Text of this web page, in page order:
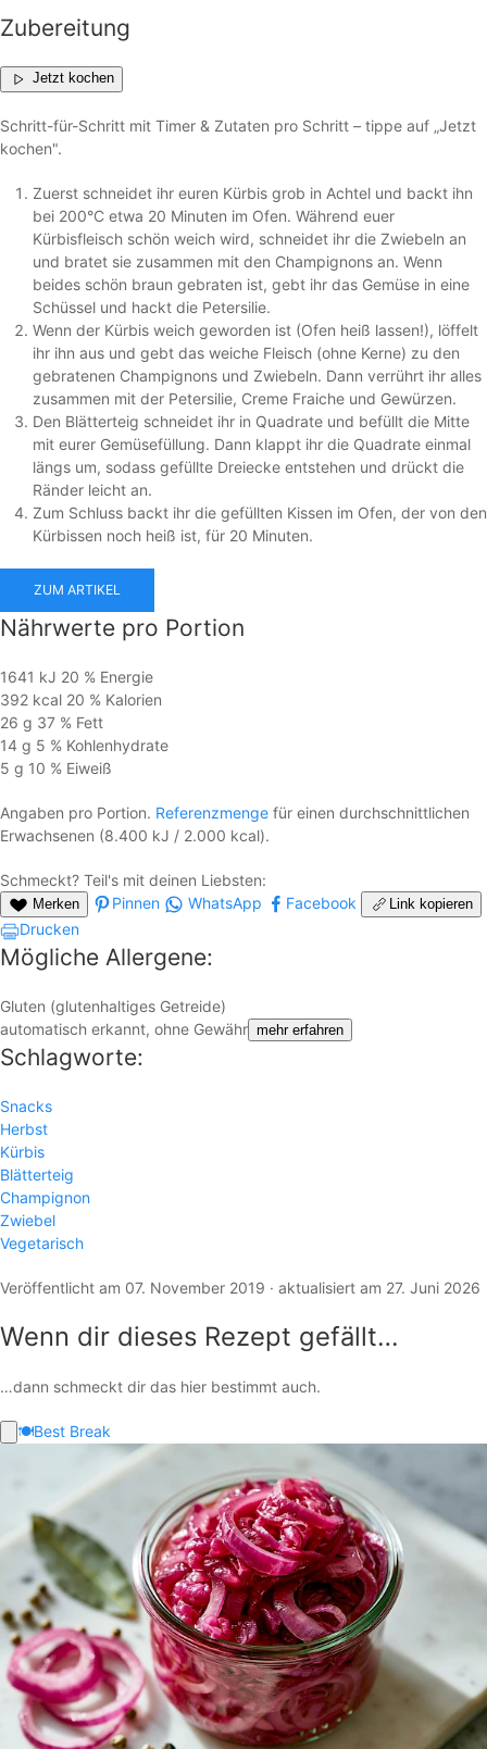
Zubereitung
Jetzt kochen
Schritt-für-Schritt mit Timer & Zutaten pro Schritt – tippe auf „Jetzt
kochen".
Zuerst schneidet ihr euren Kürbis grob in Achtel und backt ihn
bei 200°C etwa 20 Minuten im Ofen. Während euer
Kürbisfleisch schön weich wird, schneidet ihr die Zwiebeln an
und bratet sie zusammen mit den Champignons an. Wenn
beides schön braun gebraten ist, gebt ihr das Gemüse in eine
Schüssel und hackt die Petersilie.
Wenn der Kürbis weich geworden ist (Ofen heiß lassen!), löffelt
ihr ihn aus und gebt das weiche Fleisch (ohne Kerne) zu den
gebratenen Champignons und Zwiebeln. Dann verrührt ihr alles
zusammen mit der Petersilie, Creme Fraiche und Gewürzen.
Den Blätterteig schneidet ihr in Quadrate und befüllt die Mitte
mit eurer Gemüsefüllung. Dann klappt ihr die Quadrate einmal
längs um, sodass gefüllte Dreiecke entstehen und drückt die
Ränder leicht an.
Zum Schluss backt ihr die gefüllten Kissen im Ofen, der von den
Kürbissen noch heiß ist, für 20 Minuten.
ZUM ARTIKEL
Nährwerte pro Portion
1641 kJ 20 % Energie
392 kcal 20 % Kalorien
26 g 37 % Fett
14 g 5 % Kohlen­hydrate
5 g 10 % Eiweiß
Angaben pro Portion. Referenzmenge für einen durchschnittlichen
Erwachsenen (8.400 kJ / 2.000 kcal).
Schmeckt? Teil's mit deinen Liebsten:
Merken Pinnen WhatsApp Facebook Link kopieren
Drucken
Mögliche Allergene:
Gluten (glutenhaltiges Getreide)
automatisch erkannt, ohne Gewähr mehr erfahren
Schlagworte:
Snacks
Herbst
Kürbis
Blätterteig
Champignon
Zwiebel
Vegetarisch
Veröffentlicht am 07. November 2019 · aktualisiert am 27. Juni 2026
Wenn dir dieses Rezept gefällt…
…dann schmeckt dir das hier bestimmt auch.
🍽️Best Break